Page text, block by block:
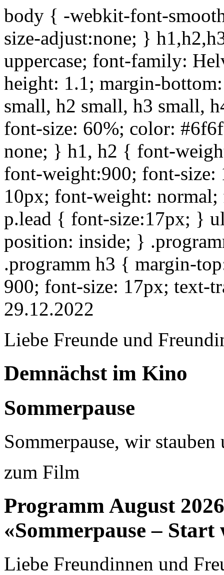
body { -webkit-font-
size-adjust:none; }
uppercase; font-family:
height: 1.1; margin-
small, h2 small, h3 small,
font-size: 60%; color:
none; } h1, h2 { font-
font-weight:900; font-
10px; font-weight:
p.lead { font-size:17px; }
position: inside; }
.programm h3 { margin-
900; font-size: 17px; text-
29.12.2022
Liebe Freunde und
Demnächst im Kino
Sommerpause
Sommerpause, wir
zum Film
Programm August 2026
«Sommerpause – Start
Liebe Freundinnen und